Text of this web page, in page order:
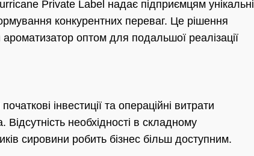
Private Label надає підприємцям унікальні
конкурентних переваг. Це рішення
оптом для подальшої реалізації
інвестиції та операційні витрати
необхідності в складному
сировини робить бізнес більш доступним.